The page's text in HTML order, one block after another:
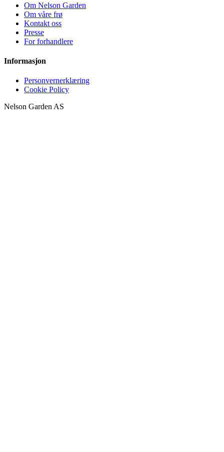
Om Nelson Garden
Om våre frø
Kontakt oss
Presse
For forhandlere
Informasjon
Personvernerklæring
Cookie Policy
Nelson Garden AS